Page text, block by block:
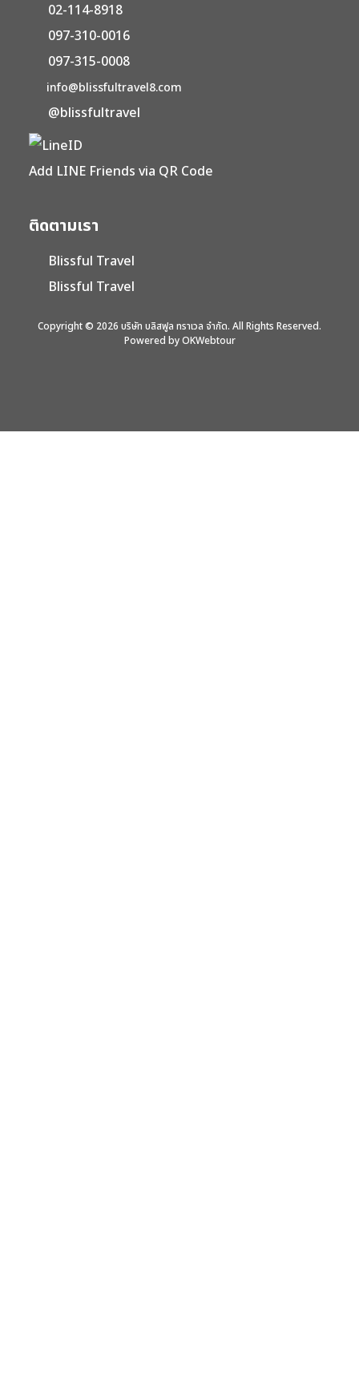
02-114-8918
097-310-0016
097-315-0008
info@blissfultravel8.com
@blissfultravel
Add LINE Friends via QR Code
ติดตามเรา
Blissful Travel
Blissful Travel
Copyright © 2026 บริษัท บลิสฟูล ทราเวล จำกัด. All Rights Reserved.
Powered by OKWebtour